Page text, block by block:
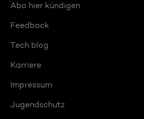
Abo hier kündigen
Feedback
Tech blog
Karriere
Impressum
Jugendschutz